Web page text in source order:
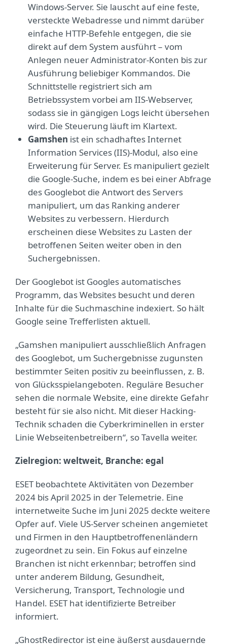
Windows-Server. Sie lauscht auf eine feste,
versteckte Webadresse und nimmt darüber
einfache HTTP-Befehle entgegen, die sie
direkt auf dem System ausführt – vom
Anlegen neuer Administrator-Konten bis zur
Ausführung beliebiger Kommandos. Die
Schnittstelle registriert sich am
Betriebssystem vorbei am IIS-Webserver,
sodass sie in gängigen Logs leicht übersehen
wird. Die Steuerung läuft im Klartext.
Gamshen ist ein schadhaftes Internet
Information Services (IIS)-Modul, also eine
Erweiterung für Server. Es manipuliert gezielt
die Google-Suche, indem es bei einer Abfrage
des Googlebot die Antwort des Servers
manipuliert, um das Ranking anderer
Websites zu verbessern. Hierdurch
erscheinen diese Websites zu Lasten der
betroffenen Seiten weiter oben in den
Suchergebnissen.
Der Googlebot ist Googles automatisches
Programm, das Websites besucht und deren
Inhalte für die Suchmaschine indexiert. So hält
Google seine Trefferlisten aktuell.
„Gamshen manipuliert ausschließlich Anfragen
des Googlebot, um Suchergebnisse zugunsten
bestimmter Seiten positiv zu beeinflussen, z. B.
von Glücksspielangeboten. Reguläre Besucher
sehen die normale Website, eine direkte Gefahr
besteht für sie also nicht. Mit dieser Hacking-
Technik schaden die Cyberkriminellen in erster
Linie Webseitenbetreibern“, so Tavella weiter.
Zielregion: weltweit, Branche: egal
ESET beobachtete Aktivitäten von Dezember
2024 bis April 2025 in der Telemetrie. Eine
internetweite Suche im Juni 2025 deckte weitere
Opfer auf. Viele US-Server scheinen angemietet
und Firmen in den Hauptbetroffenenländern
zugeordnet zu sein. Ein Fokus auf einzelne
Branchen ist nicht erkennbar; betroffen sind
unter anderem Bildung, Gesundheit,
Versicherung, Transport, Technologie und
Handel. ESET hat identifizierte Betreiber
informiert.
„GhostRedirector ist eine äußerst ausdauernde